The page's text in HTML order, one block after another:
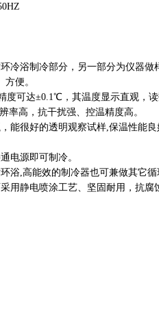
冷浴制冷部分，另一部分为仪器
便。
度可达±0.1℃，其温度显示直观，
率高，抗干扰强、控温精度高。
能很好的透明观察试样,保温性能良
电源即可制冷。
浴,高能效的制冷器也可兼做其它循
用静电喷涂工艺、坚固耐用，抗腐